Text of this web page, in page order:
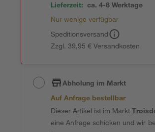
Lieferzeit: ca. 4-8 Werktage
Nur wenige verfügbar
Speditionsversand
Zzgl. 39,95 € Versandkosten
Abholung im Markt
Auf Anfrage bestellbar
Dieser Artikel ist im Markt
eine Anfrage schicken und wir